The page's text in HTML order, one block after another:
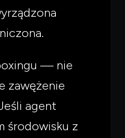
— nie
zawężenie
agent
środowisku z